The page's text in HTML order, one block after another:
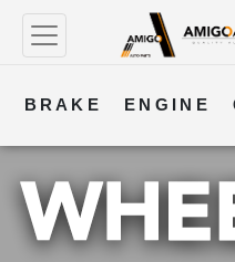
BRAKE ENGINE
COOLING
TRANSMISSION